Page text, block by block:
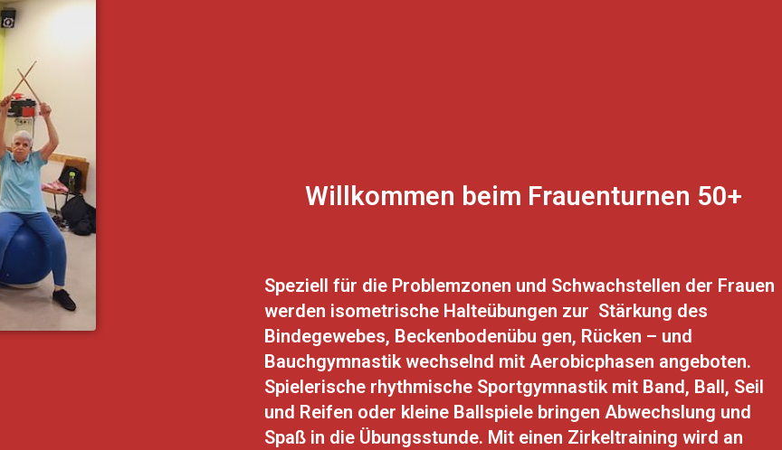
Willkommen beim Frauenturnen 50+
Speziell für die Problemzonen und Schwachstellen der Frauen
werden isometrische Halteübungen zur Stärkung des
Bindegewebes, Beckenbodenübu gen, Rücken – und
Bauchgymnastik wechselnd mit Aerobicphasen angeboten.
Spielerische rhythmische Sportgymnastik mit Band, Ball, Seil
und Reifen oder kleine Ballspiele bringen Abwechslung und
Spaß in die Übungsstunde. Mit einen Zirkeltraining wird an